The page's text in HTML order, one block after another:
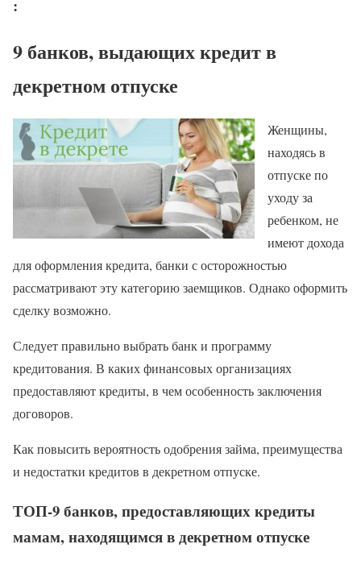
:
9 банков, выдающих кредит в
декретном отпуске
Женщины,
находясь в
отпуске по
уходу за
ребенком, не
имеют дохода
для оформления кредита, банки с осторожностью
рассматривают эту категорию заемщиков. Однако оформить
сделку возможно.
Следует правильно выбрать банк и программу
кредитования. В каких финансовых организациях
предоставляют кредиты, в чем особенность заключения
договоров.
Как повысить вероятность одобрения займа, преимущества
и недостатки кредитов в декретном отпуске.
ТОП-9 банков, предоставляющих кредиты
мамам, находящимся в декретном отпуске